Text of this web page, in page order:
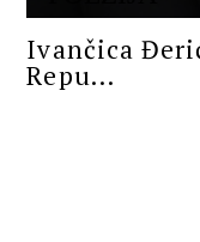
Ivančica
Repu...